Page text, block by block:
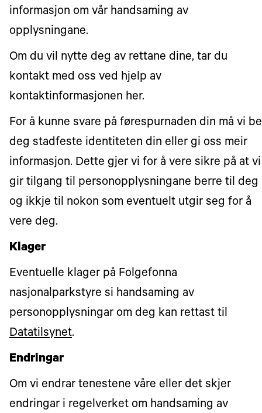
informasjon om vår handsaming av
opplysningane.
Om du vil nytte deg av rettane dine, tar du
kontakt med oss ved hjelp av
kontaktinformasjonen her.
For å kunne svare på førespurnaden din må vi be
deg stadfeste identiteten din eller gi oss meir
informasjon. Dette gjer vi for å vere sikre på at vi
gir tilgang til personopplysningane berre til deg
og ikkje til nokon som eventuelt utgir seg for å
vere deg.
Klager
Eventuelle klager på Folgefonna
nasjonalparkstyre si handsaming av
personopplysningar om deg kan rettast til
Datatilsynet.
Endringar
Om vi endrar tenestene våre eller det skjer
endringar i regelverket om handsaming av